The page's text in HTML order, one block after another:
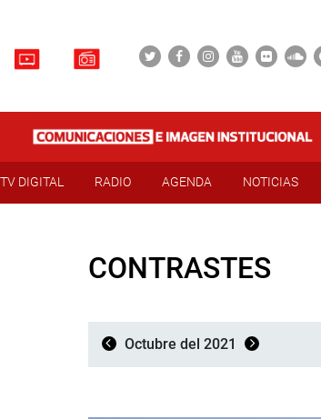
TV DIGITAL RADIO AGENDA NOTICIAS
CONTRASTES
Octubre del 2021